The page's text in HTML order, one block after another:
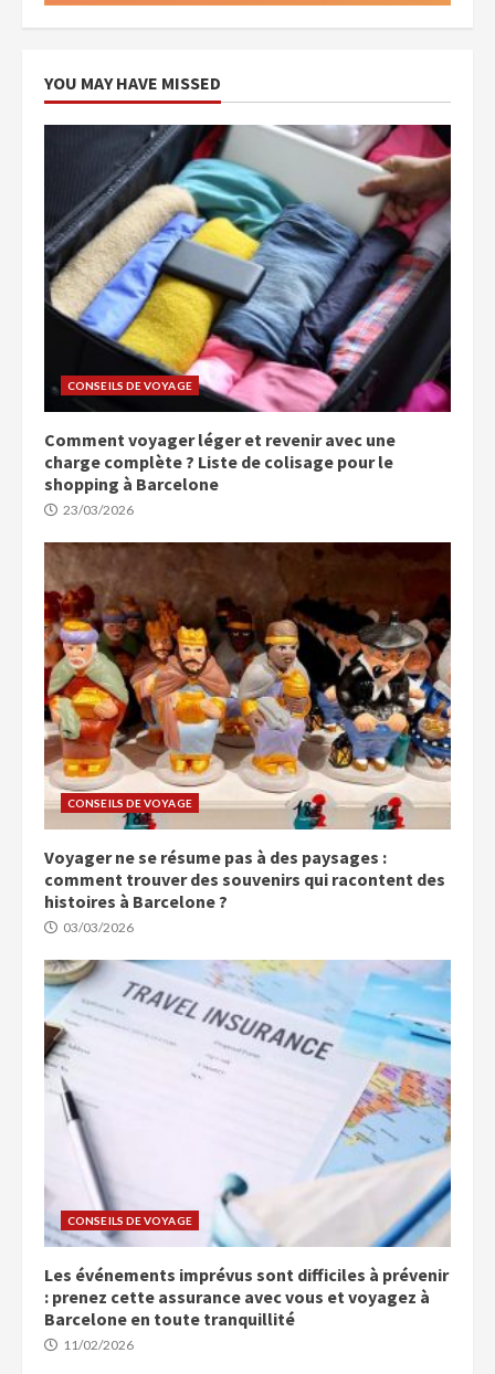
YOU MAY HAVE MISSED
CONSEILS DE VOYAGE
Comment voyager léger et revenir avec une
charge complète ? Liste de colisage pour le
shopping à Barcelone
23/03/2026
CONSEILS DE VOYAGE
Voyager ne se résume pas à des paysages :
comment trouver des souvenirs qui racontent des
histoires à Barcelone ?
03/03/2026
CONSEILS DE VOYAGE
Les événements imprévus sont difficiles à prévenir
: prenez cette assurance avec vous et voyagez à
Barcelone en toute tranquillité
11/02/2026